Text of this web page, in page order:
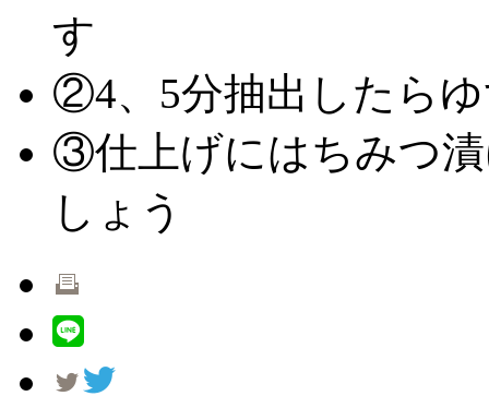
す
②4、5分抽出したら
③仕上げにはちみつ
しょう